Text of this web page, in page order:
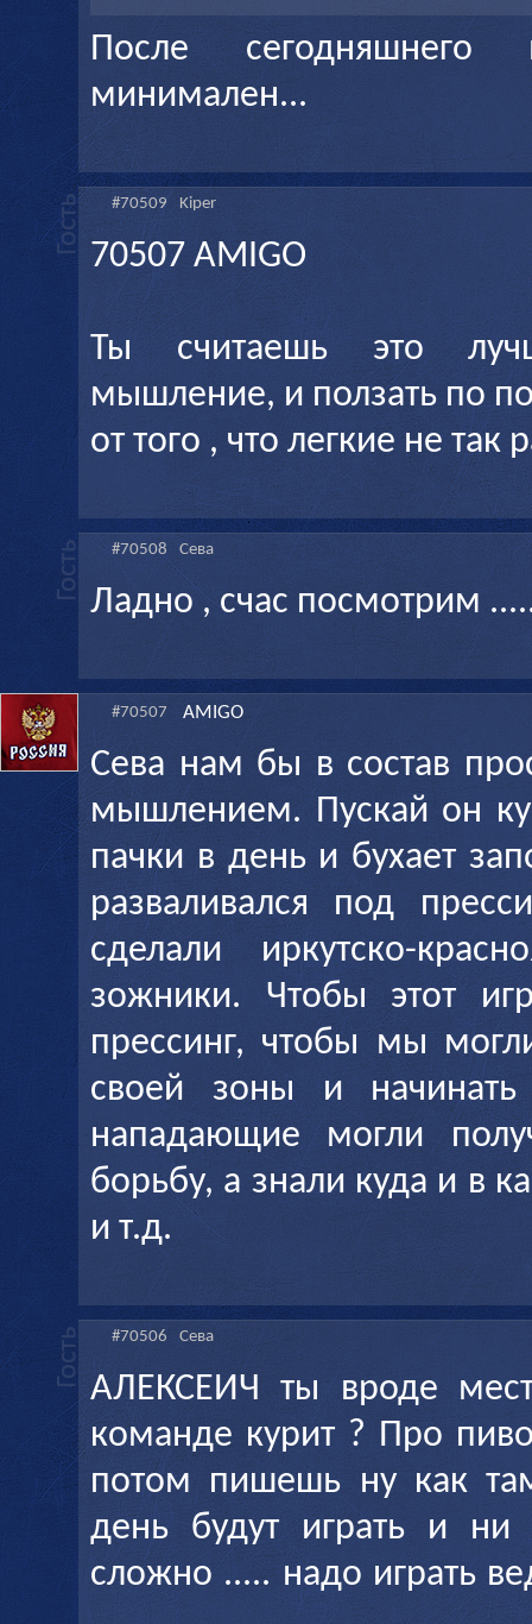
После
минимален...
#70509 Kiper
70507 AMIGO
Ты считаешь это
мышление, и ползать по
от того , что легкие не так
#70508 Сева
Ладно , счас посмотрим
#70507 AMIGO
Сева нам бы в состав
мышлением. Пускай он
пачки в день и бухает
разваливался под
сделали иркутско-
зожники. Чтобы этот
прессинг, чтобы мы
своей зоны и
нападающие могли
борьбу, а знали куда и в
и т.д.
#70506 Сева
АЛЕКСЕИЧ ты вроде
команде курит ? Про
потом пишешь ну как
день будут играть и
сложно ..... надо играть